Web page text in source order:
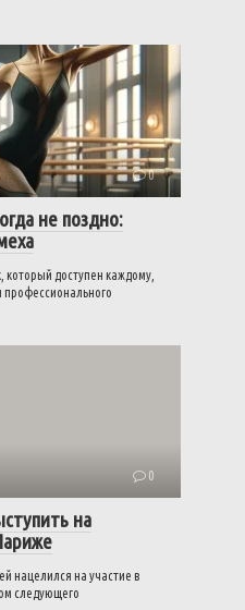
0
не поздно:
доступен каждому,
профессионального
0
на
нацелился на участие в
следующего